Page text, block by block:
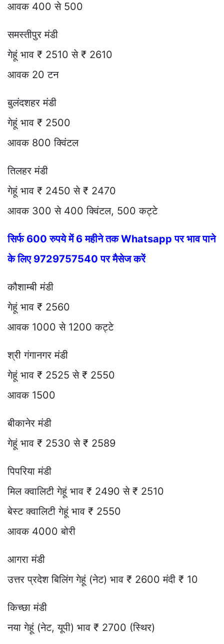
आवक 400 से 500
समस्तीपुर मंडी
गेहूं भाव ₹ 2510 से ₹ 2610
आवक 20 टन
बुलंदशहर मंडी
गेहूं भाव ₹ 2500
आवक 800 क्विंटल
तिलहर मंडी
गेहूं भाव ₹ 2450 से ₹ 2470
आवक 300 से 400 क्विंटल, 500 कट्टे
सिर्फ 600 रुपये में 6 महीने तक Whatsapp पर भाव पाने
के लिए 9729757540 पर मैसेज करें
कौशाम्बी मंडी
गेहूं भाव ₹ 2560
आवक 1000 से 1200 कट्टे
श्री गंगानगर मंडी
गेहूं भाव ₹ 2525 से ₹ 2550
आवक 1500
बीकानेर मंडी
गेहूं भाव ₹ 2530 से ₹ 2589
पिपरिया मंडी
मिल क्वालिटी गेहूं भाव ₹ 2490 से ₹ 2510
बेस्ट क्वालिटी गेहूं भाव ₹ 2550
आवक 4000 बोरी
आगरा मंडी
उत्तर प्रदेश बिलिंग गेहूं (नेट) भाव ₹ 2600 मंदी ₹ 10
किच्छा मंडी
नया गेहूं (नेट, यूपी) भाव ₹ 2700 (स्थिर)